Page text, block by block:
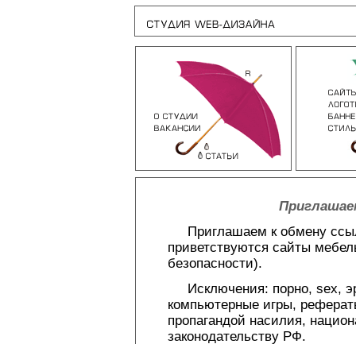
Приглашаем к обмену
приветствуются сайты
безопасности).
Исключения: порно, sex,
компьютерные игры,
пропагандой насилия,
законодательству РФ.